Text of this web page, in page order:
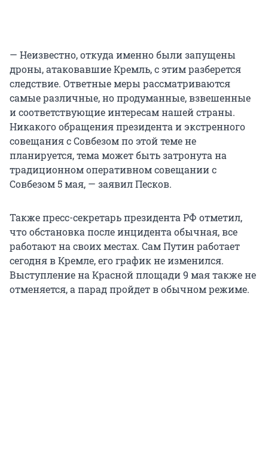
— Неизвестно, откуда именно были запущены
дроны, атаковавшие Кремль, с этим разберется
следствие. Ответные меры рассматриваются
самые различные, но продуманные, взвешенные
и соответствующие интересам нашей страны.
Никакого обращения президента и экстренного
совещания с Совбезом по этой теме не
планируется, тема может быть затронута на
традиционном оперативном совещании с
Совбезом 5 мая, — заявил Песков.
Также пресс-секретарь президента РФ отметил,
что обстановка после инцидента обычная, все
работают на своих местах. Сам Путин работает
сегодня в Кремле, его график не изменился.
Выступление на Красной площади 9 мая также не
отменяется, а парад пройдет в обычном режиме.